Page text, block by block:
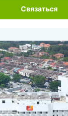
Связаться